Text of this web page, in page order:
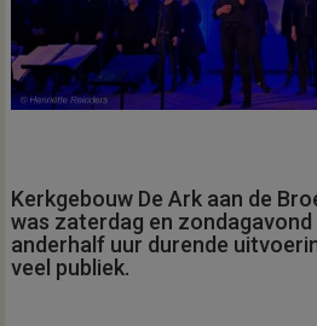
Kerkgebouw De Ark aan de
was zaterdag en zondagavond
anderhalf uur durende
veel publiek.